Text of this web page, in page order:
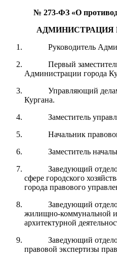
№ 273-ФЗ «О
АДМИНИСТРАЦИЯ
Руководитель
Первый
Администрации города
Управляющий
Кургана.
Заместитель
Начальник
Заместитель
Заведующий
сфере городского
города правового
Заведующий
жилищно-коммунальной
архитектурной
Заведующий
правовой экспертизы